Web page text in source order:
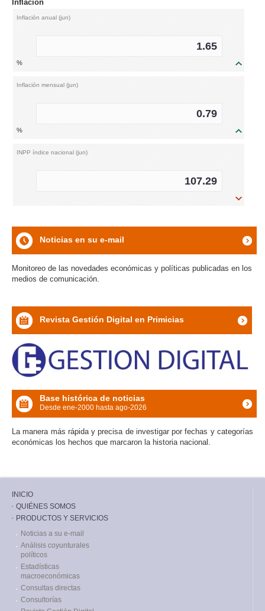
Inflación
Inflación anual (jun)
1.65
%
Inflación mensual (jun)
0.79
%
INPP índice nacional (jun)
107.29
icon
Noticias en su e-mail
Monitoreo de las novedades económicas y políticas publicadas en los
medios de comunicación.
icon
Revista Gestión Digital en Primicias
icon
Base histórica de noticias
Desde ene-2000 hasta ago-2026
La manera más rápida y precisa de investigar por fechas y categorías
económicas los hechos que marcaron la historia nacional.
INICIO
QUIÉNES SOMOS
PRODUCTOS Y SERVICIOS
Noticias a su e-mail
Análisis coyunturales
políticos
Estadísticas
macroeconómicas
Consultas directas
Consultorías